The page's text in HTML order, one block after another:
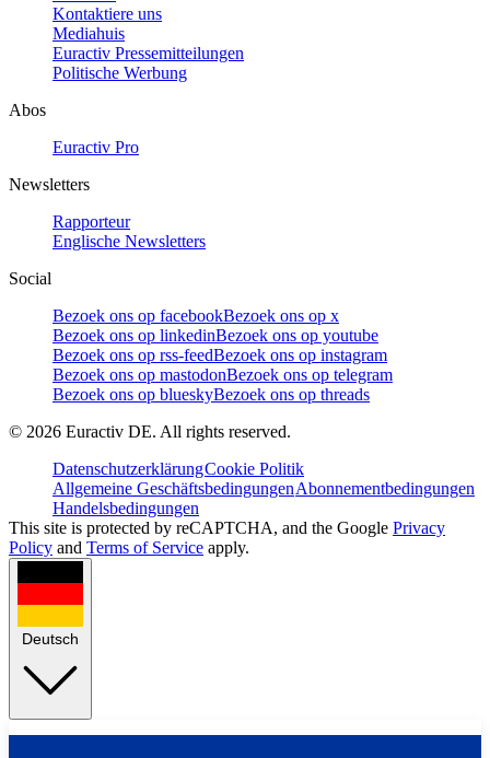
Kontaktiere uns
Mediahuis
Euractiv Pressemitteilungen
Politische Werbung
Abos
Euractiv Pro
Newsletters
Rapporteur
Englische Newsletters
Social
Bezoek ons op facebookBezoek ons op x
Bezoek ons op linkedinBezoek ons op youtube
Bezoek ons op rss-feedBezoek ons op instagram
Bezoek ons op mastodonBezoek ons op telegram
Bezoek ons op blueskyBezoek ons op threads
© 2026 Euractiv DE. All rights reserved.
DatenschutzerklärungCookie Politik
Allgemeine GeschäftsbedingungenAbonnementbedingungen
Handelsbedingungen
This site is protected by reCAPTCHA, and the Google Privacy
Policy and Terms of Service apply.
Deutsch